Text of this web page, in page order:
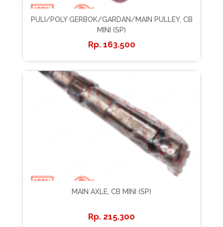
PULI/POLY GERBOK/GARDAN/MAIN PULLEY, CB
MINI (SP)
163.500
MAIN AXLE, CB MINI (SP)
215.300